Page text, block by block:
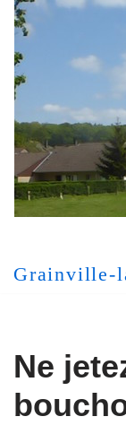
Aller
au
contenu
Grainville-
Ne